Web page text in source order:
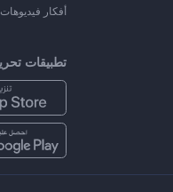
أفكار
تطبيقات